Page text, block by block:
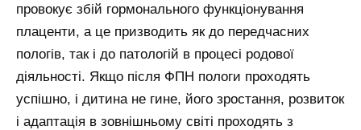
провокує збій гормонального функціонування
плаценти, а це призводить як до передчасних
пологів, так і до патологій в процесі родової
діяльності. Якщо після ФПН пологи проходять
успішно, і дитина не гине, його зростання, розвиток
і адаптація в зовнішньому світі проходять з